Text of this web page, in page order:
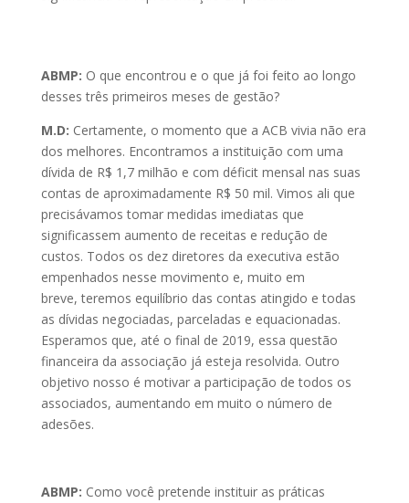
ABMP: O que encontrou e o que já foi feito ao longo
desses três primeiros meses de gestão?
M.D: Certamente, o momento que a ACB vivia não era
dos melhores. Encontramos a instituição com uma
dívida de R$ 1,7 milhão e com déficit mensal nas suas
contas de aproximadamente R$ 50 mil. Vimos ali que
precisávamos tomar medidas imediatas que
significassem aumento de receitas e redução de
custos. Todos os dez diretores da executiva estão
empenhados nesse movimento e, muito em
breve, teremos equilíbrio das contas atingido e todas
as dívidas negociadas, parceladas e equacionadas.
Esperamos que, até o final de 2019, essa questão
financeira da associação já esteja resolvida. Outro
objetivo nosso é motivar a participação de todos os
associados, aumentando em muito o número de
adesões.
ABMP: Como você pretende instituir as práticas